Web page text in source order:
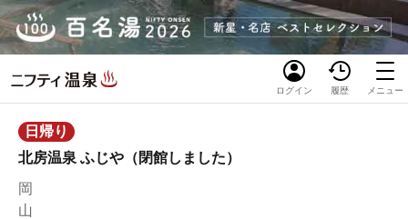
ログイン 履歴 メニュー
日帰り
北房温泉 ふじや（閉館しました）
岡
山